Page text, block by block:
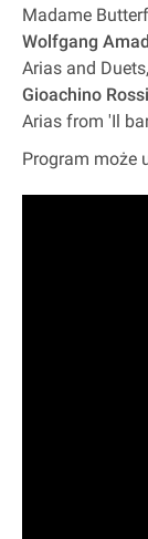
Madame
Wolfgang
Arias and
Gioachino
Arias from 'Il
Program może